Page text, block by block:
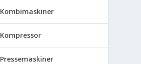
Kombimaskiner
Kompressor
Pressemaskiner